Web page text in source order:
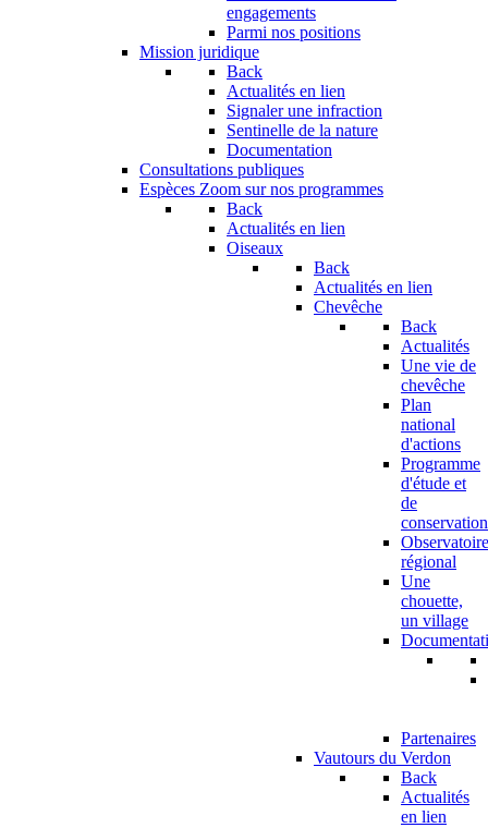
engagements
Parmi nos positions
Mission juridique
Back
Actualités en lien
Signaler une infraction
Sentinelle de la nature
Documentation
Consultations publiques
Espèces Zoom sur nos programmes
Back
Actualités en lien
Oiseaux
Back
Actualités en lien
Chevêche
Back
Actualités
Une vie de
chevêche
Plan
national
d'actions
Programme
d'étude et
de
conservation
Observatoire
régional
Une
chouette,
un village
Partenaires
Vautours du Verdon
Back
Actualités
en lien